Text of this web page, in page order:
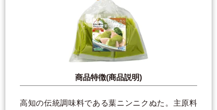
商品特徴(商品説明)
高知の伝統調味料である葉ニンニクぬた。主原料